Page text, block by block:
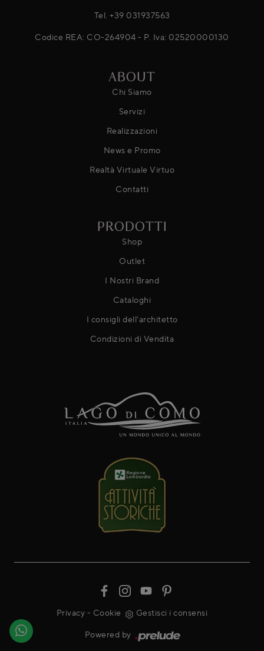
Tel. +39 031937563
Codice REA: CO-264904 - P. Iva: 02520000130
ABOUT
Chi Siamo
Servizi
Realizzazioni
News e Promo
Realtà Virtuale Virtuo
Contatti
PRODOTTI
Shop
Outlet
I Nostri Brand
Cataloghi
I consigli dell'architetto
Condizioni di Vendita
Privacy - Cookie Gestisci i consensi
Powered by